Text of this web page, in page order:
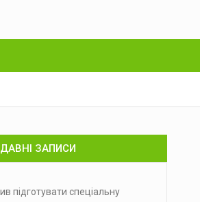
ЗАПИСИ
підготувати спеціальну